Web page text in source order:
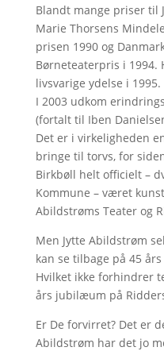
Blandt mange priser til
Marie Thorsens
prisen 1990 og
Børneteaterpris i 1994.
livsvarige ydelse i 1995.
I 2003 udkom
(fortalt til Iben
Det er i virkeligheden
bringe til torvs, for
Birkbøll helt officielt –
Kommune – været
Abildstrøms Teater og
Men Jytte Abildstrøm
kan se tilbage på 45
Hvilket ikke forhindrer
års jubilæum på
Er De forvirret? Det er
Abildstrøm har det jo